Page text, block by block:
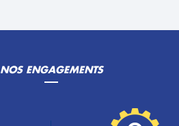
NOS ENGAGEMENTS